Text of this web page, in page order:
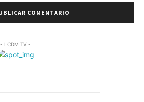
- LCDM TV -